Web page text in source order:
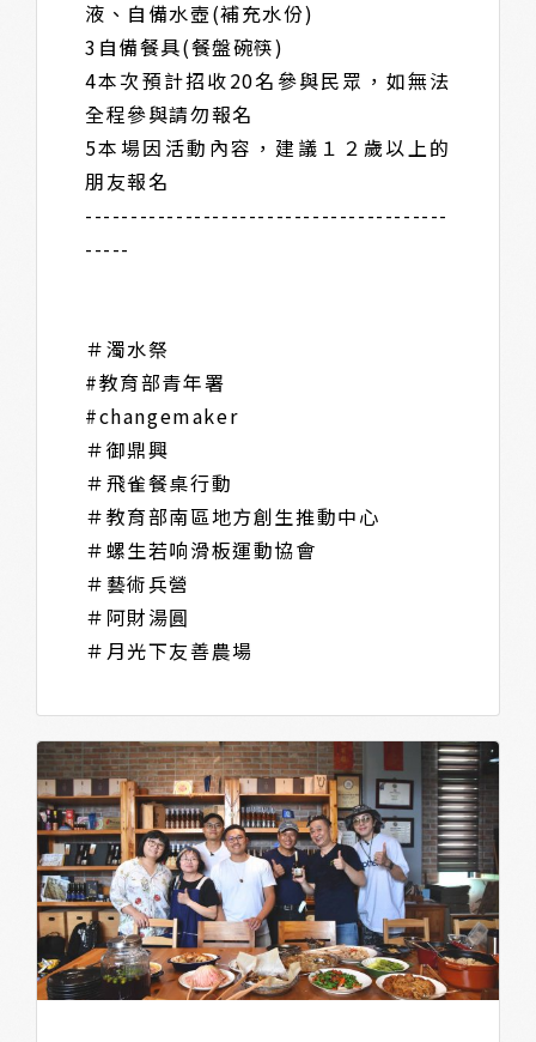
液、自備水壺(補充水份)
3自備餐具(餐盤碗筷)
4本次預計招收20名參與民眾，如無法
全程參與請勿報名
5本場因活動內容，建議１２歲以上的
朋友報名
----------------------------------------
-----
＃濁水祭
#教育部青年署
#changemaker
＃御鼎興
＃飛雀餐桌行動
＃教育部南區地方創生推動中心
＃螺生若响滑板運動協會
＃藝術兵營
＃阿財湯圓
＃月光下友善農場